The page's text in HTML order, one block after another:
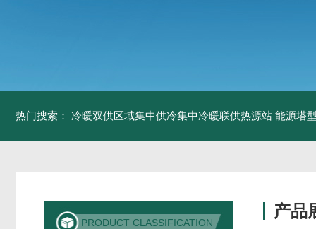
热门搜索： 冷暖双供区域集中供冷集中冷暖联供热源站 能源塔
PRODUCT CLASSIFICATION
产品